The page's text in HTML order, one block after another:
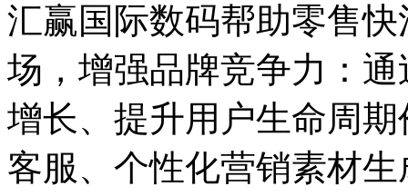
汇赢国际数码帮助零售
场，增强品牌竞争力
增长、提升用户生命周
客服、个性化营销素材